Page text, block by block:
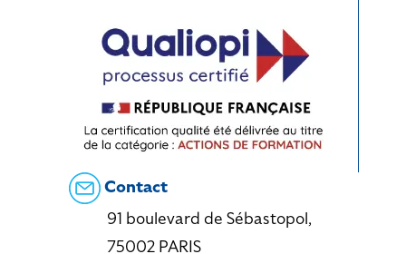
Contact
91 boulevard de Sébastopol,
75002 PARIS